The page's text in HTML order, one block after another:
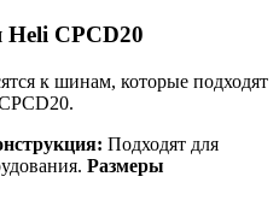
CPCD20
к шинам, которые подходят
Подходят для
Размеры